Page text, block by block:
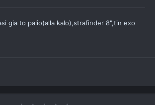
gia to palio(alla kalo),strafinder 8",tin exo